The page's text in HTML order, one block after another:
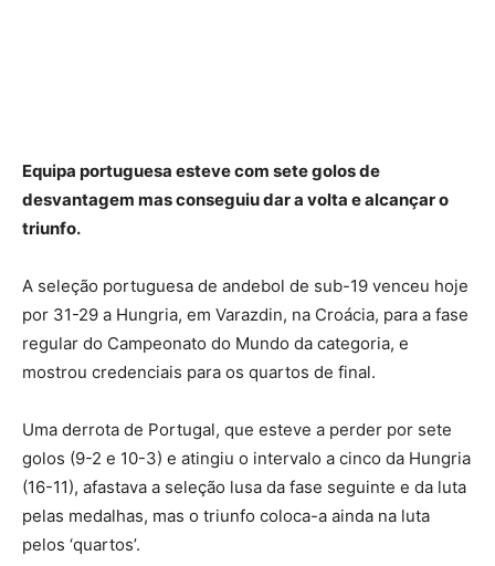
Equipa portuguesa esteve com sete golos de
desvantagem mas conseguiu dar a volta e alcançar o
triunfo.
A seleção portuguesa de andebol de sub-19 venceu hoje
por 31-29 a Hungria, em Varazdin, na Croácia, para a fase
regular do Campeonato do Mundo da categoria, e
mostrou credenciais para os quartos de final.
Uma derrota de Portugal, que esteve a perder por sete
golos (9-2 e 10-3) e atingiu o intervalo a cinco da Hungria
(16-11), afastava a seleção lusa da fase seguinte e da luta
pelas medalhas, mas o triunfo coloca-a ainda na luta
pelos ‘quartos’.